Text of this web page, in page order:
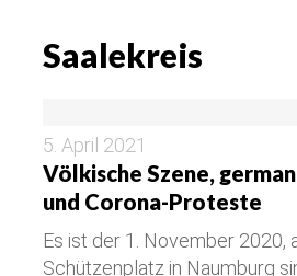
Saalekreis
5. April 2021
Völkische Szene,
und Corona-Proteste
Es ist der 1. November 2020,
Schützenplatz in Naumburg